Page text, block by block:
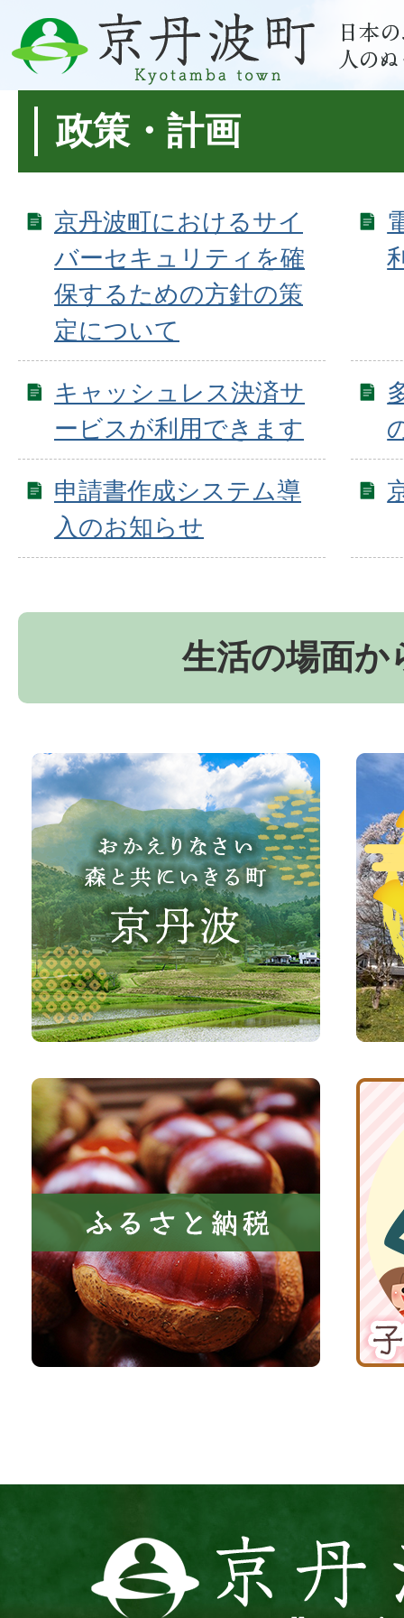
政策・計画
京丹波町におけるサイ
バーセキュリティを確
保するための方針の策
定について
キャッシュレス決済サ
ービスが利用できます
申請書作成システム導
入のお知らせ
生活の場面か
お
か
え
り
な
さ
い、
森
共
に
い
き
町
京
京
波
町
観
光
サ
イ
ふ
る
さ
と
税
京
波
子
育
て
応
援
丹
波